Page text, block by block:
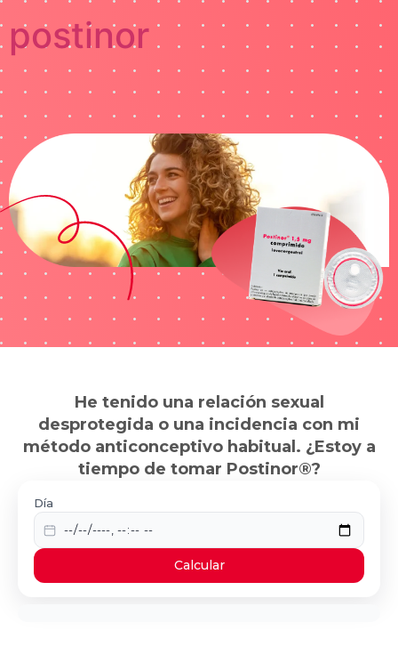
postinor
He tenido una relación sexual
desprotegida o una incidencia con mi
método anticonceptivo habitual. ¿Estoy a
tiempo de tomar Postinor®?
Día
Calcular